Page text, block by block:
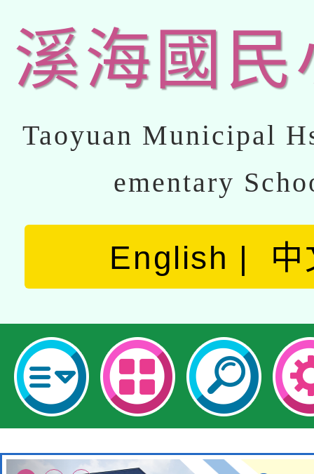
溪海國民
Taoyuan Municipal
ementary
English 中